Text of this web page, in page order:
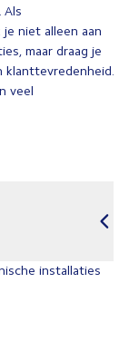
niet alleen aan
maar draag je
klanttevredenheid.
veel
installaties